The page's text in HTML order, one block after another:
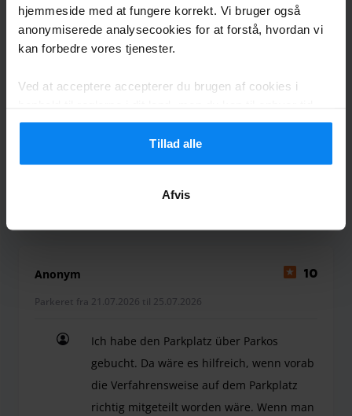
hjemmeside med at fungere korrekt. Vi bruger også
anonymiserede analysecookies for at forstå, hvordan vi
kan forbedre vores tjenester.
Ved at acceptere accepterer du brugen af cookies i
justere dine indstillinger. For alle detaljer, tjek vores
Tillad alle
Afvis
Jens Oland 10
Parkeret fra 21.07.2026 til 30.07.2026
Shuttlefahrer,würde ich immer wieder
Sehr gute Kommunikation mit dem
Anonym 10
Parkeret fra 21.07.2026 til 25.07.2026
Ich habe den Parkplatz über Parkos
gebucht. Da wäre es hilfreich, wenn vorab
die Verfahrensweise auf dem Parkplatz
richtig mitgeteilt worden wäre. Wenn man